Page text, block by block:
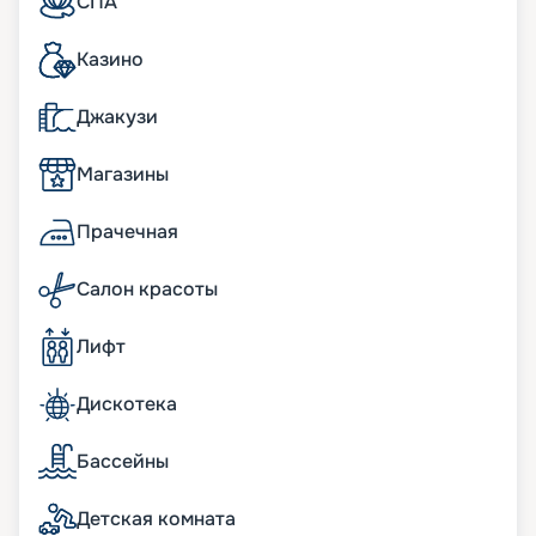
109 Ocean Penthouses
313 Ocean и Ocean Grand Terrace Suites
54 семейных смежных сьюта.
от 35 до 42 кв.м, с панорамными окнами и
Питание
Оригинальные кулинарные концепции Explora
Journeys, полюбившиеся гостям лайнеров
Explora, будут также представлены на новом
предложениями.
Рестораны:
Anthology
поваров, приглашенных продемонстрировать
разработанном меню для гостей лайнера в
сочетании с тщательно подобранной картой
вин;
Казино
Джакузи
Магазины
Прачечная
Салон красоты
Лифт
Дискотека
Бассейны
Детская комната